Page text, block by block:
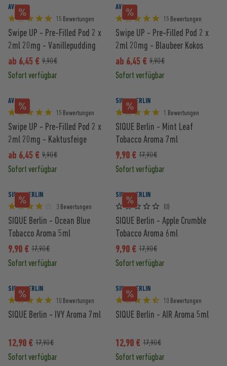
AVORIA
15 Bewertungen
Swipe UP - Pre-Filled Pod 2 x
2ml 20mg - Vanillepudding
ab 6,45 € 9,90 €
Sofort verfügbar
AVORIA
15 Bewertungen
Swipe UP - Pre-Filled Pod 2 x
2ml 20mg - Blaubeer Kokos
ab 6,45 € 9,90 €
Sofort verfügbar
AVORIA
15 Bewertungen
Swipe UP - Pre-Filled Pod 2 x
2ml 20mg - Kaktusfeige
ab 6,45 € 9,90 €
Sofort verfügbar
SIQUE BERLIN
1 Bewertungen
SIQUE Berlin - Mint Leaf
Tobacco Aroma 7ml
9,90 € 17,90 €
Sofort verfügbar
SIQUE BERLIN
3 Bewertungen
SIQUE Berlin - Ocean Blue
Tobacco Aroma 5ml
9,90 € 17,90 €
Sofort verfügbar
SIQUE BERLIN
(0)
SIQUE Berlin - Apple Crumble
Tobacco Aroma 6ml
9,90 € 17,90 €
Sofort verfügbar
SIQUE BERLIN
10 Bewertungen
SIQUE Berlin - IVY Aroma 7ml
12,90 € 17,90 €
Sofort verfügbar
SIQUE BERLIN
10 Bewertungen
SIQUE Berlin - AIR Aroma 5ml
12,90 € 17,90 €
Sofort verfügbar